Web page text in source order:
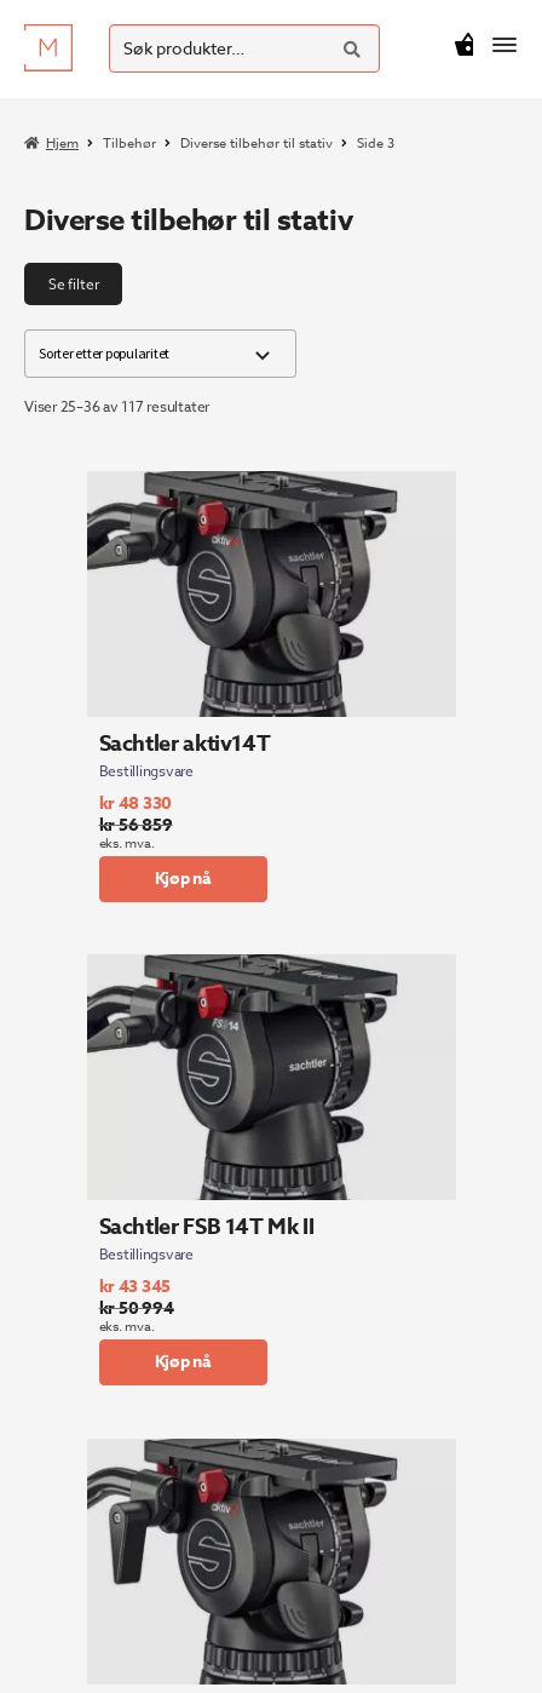
Hopp
til
Hopp
til
Søk
etter:
SØK
kr0
Hjem Tilbehør Diverse tilbehør til stativ Side 3
Diverse tilbehør til stativ
Se filter
Viser 25–36 av 117 resultaterSortert
Sachtler aktiv14T
Bestillingsvare
kr56 859
Opprinnelig
pris
kr48 330
Nåværende
pris
eks. mva.
Kjøp nå
Sachtler FSB 14T Mk II
Bestillingsvare
kr50 994
Opprinnelig
pris
kr43 345
Nåværende
pris
eks. mva.
Kjøp nå